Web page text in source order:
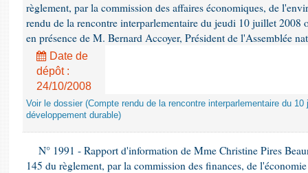
règlement, par la commission des affaires économiques, de
rendu de la rencontre interparlementaire du jeudi 10 juillet 2008
en présence de M. Bernard Accoyer, Président de l'Assemblée
Date de
dépôt :
24/10/2008
Voir le dossier (Compte rendu de la rencontre interparlementaire du
développement durable)
N° 1991 - Rapport d'information de Mme Christine Pires
145 du règlement, par la commission des finances, de